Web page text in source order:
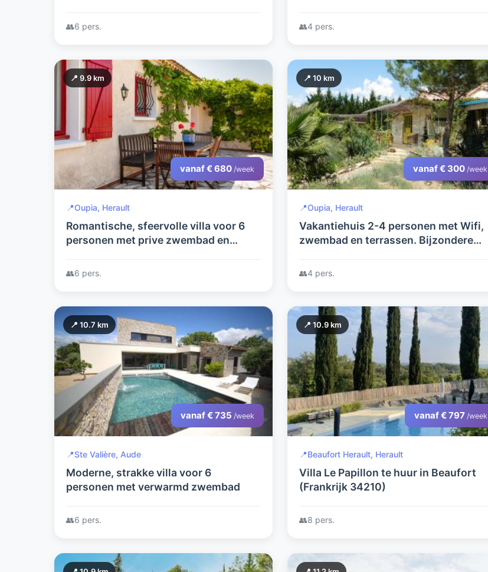
👥6 pers. 👥4 pers.
📍 9.9 km
vanaf € 680 /week
📍Oupia, Herault
Romantische, sfeervolle villa voor 6
personen met prive zwembad en
👥6 pers.
📍 10 km
vanaf € 300 /week
📍Oupia, Herault
Vakantiehuis 2-4 personen met Wifi,
zwembad en terrassen. Bijzondere
Winkels nabij. Natuur en rust.
👥4 pers.
📍 10.7 km
vanaf € 735 /week
📍Ste Valière, Aude
Moderne, strakke villa voor 6
personen met verwarmd zwembad
👥6 pers.
📍 10.9 km
vanaf € 797 /week
📍Beaufort Herault, Herault
Villa Le Papillon te huur in Beaufort
(Frankrijk 34210)
👥8 pers.